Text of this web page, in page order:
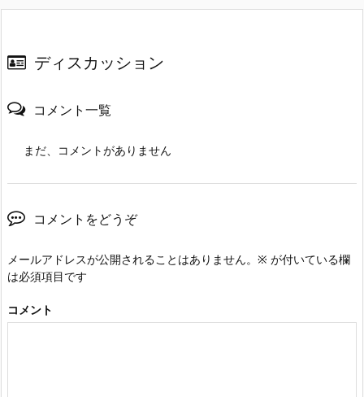
ディスカッション
コメント一覧
まだ、コメントがありません
コメントをどうぞ
メールアドレスが公開されることはありません。 ※ が付いている欄
は必須項目です
コメント